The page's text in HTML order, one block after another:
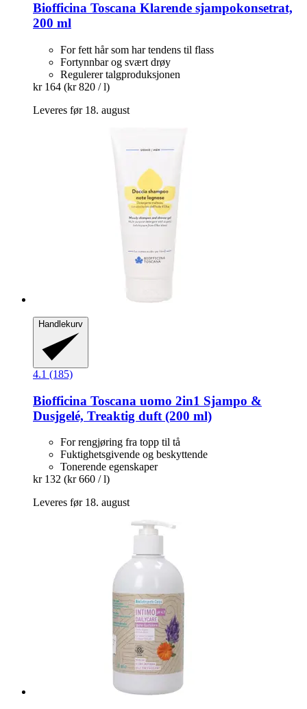
Biofficina Toscana Klarende sjampokonsetrat,
200 ml
For fett hår som har tendens til flass
Fortynnbar og svært drøy
Regulerer talgproduksjonen
kr 164 (kr 820 / l)
Leveres før 18. august
Handlekurv
4.1 (185)
Biofficina Toscana uomo 2in1 Sjampo &
Dusjgelé, Treaktig duft (200 ml)
For rengjøring fra topp til tå
Fuktighetsgivende og beskyttende
Tonerende egenskaper
kr 132 (kr 660 / l)
Leveres før 18. august